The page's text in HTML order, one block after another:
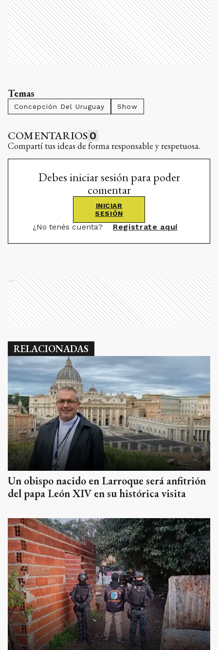
Temas
Concepción Del Uruguay Show
COMENTARIOS 0
Compartí tus ideas de forma responsable y respetuosa.
Debes iniciar sesión para poder
comentar
INICIAR
SESIÓN
¿No tenés cuenta? Registrate aquí
Ads
RELACIONADAS
Un obispo nacido en Larroque será anfitrión
del papa León XIV en su histórica visita